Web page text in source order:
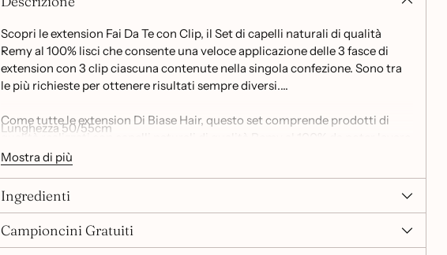
Scopri le extension Fai Da Te con Clip, il Set di capelli naturali di qualità
Remy al 100% lisci che consente una veloce applicazione delle 3 fasce di
extension con 3 clip ciascuna contenute nella singola confezione. Sono tra
le più richieste per ottenere risultati sempre diversi.
Come tutte le extension Di Biase Hair, questo set comprende prodotti di
qualità realizzati con capelli naturali di qualità Remy al 100% da poter lavare
comodamente, tagliare, sottoporre a fonti di calore come phon e piastra in
Ogni confezione di extension Fai Da Te con Clip Set di capelli naturali di
qualità Remy al 100% contiene 3 fasce di extension con 3 clip ciascuna.
Lunghezza 50/55cm
Mostra di più
Ingredienti
Campioncini Gratuiti